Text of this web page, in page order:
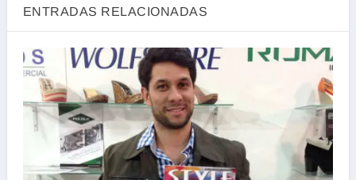
ENTRADAS RELACIONADAS